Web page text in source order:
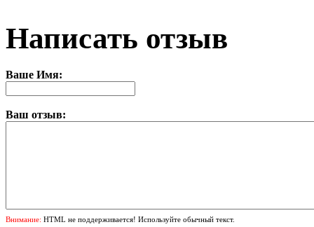
Написать отзыв
Ваше Имя:
Ваш отзыв:
Внимание: HTML не поддерживается! Используйте обычный текст.